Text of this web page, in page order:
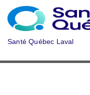
Aller
au
menu
principal
Santé Québec Laval